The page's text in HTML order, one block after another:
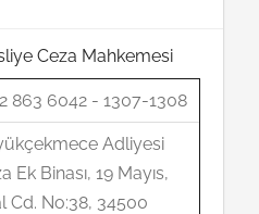
Ceza Mahkemesi
863 6042 - 1307-1308
Adliyesi
Ek Binası, 19 Mayıs,
Cd. No:38, 34500